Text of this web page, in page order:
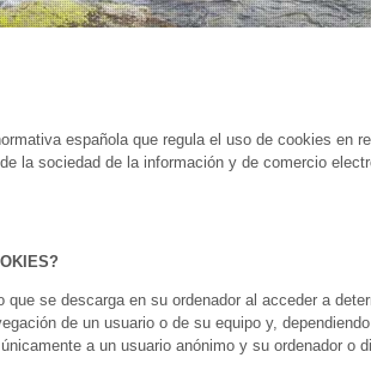
española que regula el uso de cookies
la sociedad de la información y de comercio
que se descarga en su ordenador al acceder a
de un usuario o de su equipo y,
a un usuario anónimo y su ordenador o